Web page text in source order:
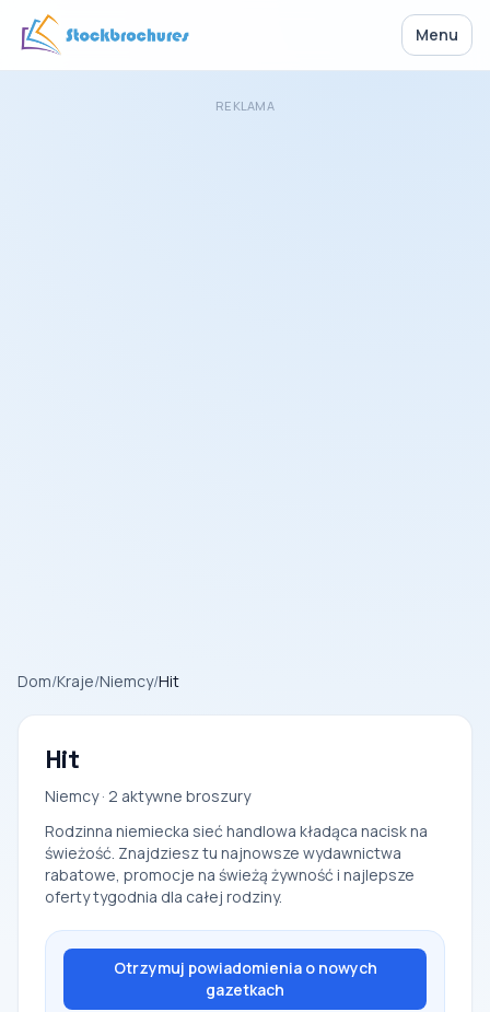
Menu
REKLAMA
Dom/Kraje/Niemcy/Hit
Hit
Niemcy · 2 aktywne broszury
Rodzinna niemiecka sieć handlowa kładąca nacisk na
świeżość. Znajdziesz tu najnowsze wydawnictwa
rabatowe, promocje na świeżą żywność i najlepsze
oferty tygodnia dla całej rodziny.
Otrzymuj powiadomienia o nowych
gazetkach